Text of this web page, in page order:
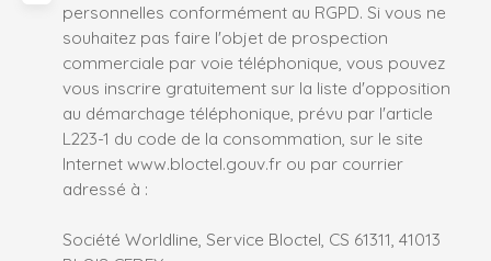
personnelles conformément au RGPD. Si vous ne
souhaitez pas faire l'objet de prospection
commerciale par voie téléphonique, vous pouvez
vous inscrire gratuitement sur la liste d'opposition
au démarchage téléphonique, prévu par l'article
L223-1 du code de la consommation, sur le site
Internet www.bloctel.gouv.fr ou par courrier
adressé à :
Société Worldline, Service Bloctel, CS 61311, 41013